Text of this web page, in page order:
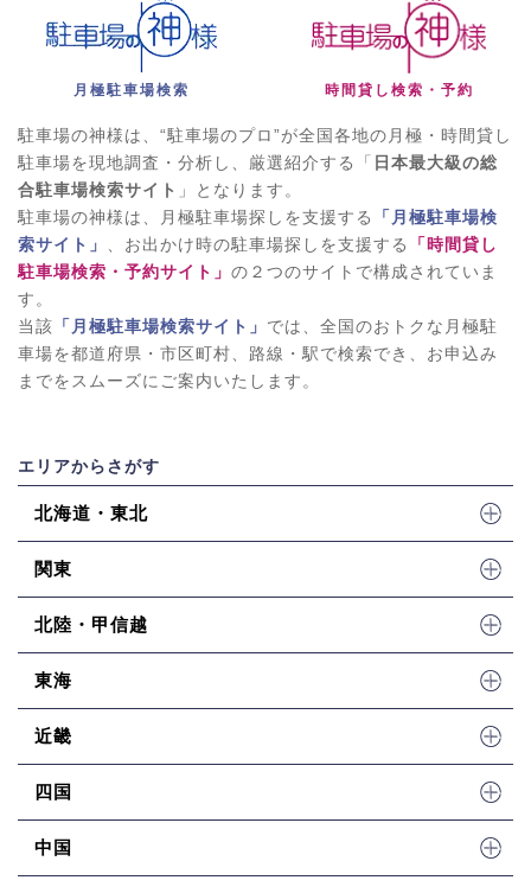
月極駐車場検索 時間貸し検索・予約
駐車場の神様は、“駐車場のプロ”が全国各地の月極・時間貸し
駐車場を現地調査・分析し、厳選紹介する「 日本最大級の総
合駐車場検索サイト 」となります。
駐車場の神様は、月極駐車場探しを支援する
「月極駐車場検
索サイト」 、お出かけ時の駐車場探しを支援する
「時間貸し
駐車場検索・予約サイト」 の２つのサイトで構成されていま
す。
当該 「月極駐車場検索サイト」 では、全国のおトクな月極駐
車場を都道府県・市区町村、路線・駅で検索でき、お申込み
までをスムーズにご案内いたします。
エリアからさがす
北海道・東北
関東
北陸・甲信越
東海
近畿
四国
中国